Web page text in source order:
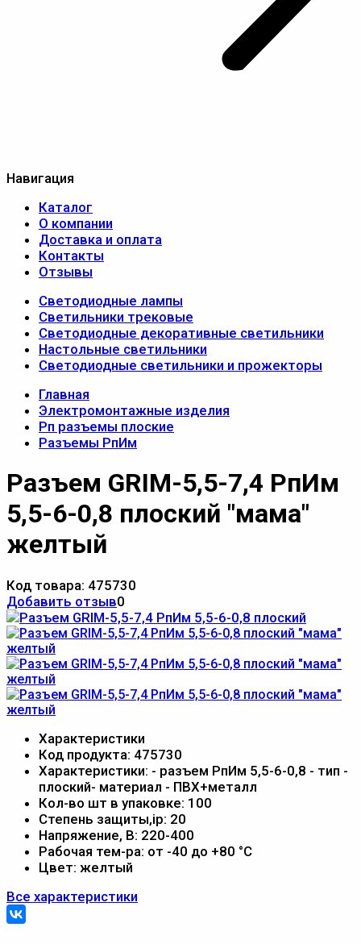
Навигация
Каталог
О компании
Доставка и оплата
Контакты
Отзывы
Светодиодные лампы
Светильники трековые
Светодиодные декоративные светильники
Настольные светильники
Светодиодные светильники и прожекторы
Главная
Электромонтажные изделия
Рп разъемы плоские
Разъемы РпИм
Разъем GRIM-5,5-7,4 РпИм
5,5-6-0,8 плоский "мама"
желтый
Код товара: 475730
Добавить отзыв0
Характеристики
Код продукта: 475730
Характеристики: - разъем РпИм 5,5-6-0,8 - тип -
плоский- материал - ПВХ+металл
Кол-во шт в упаковке: 100
Степень защиты,ip: 20
Напряжение, В: 220-400
Рабочая тем-ра: от -40 до +80 °С
Цвет: желтый
Все характеристики